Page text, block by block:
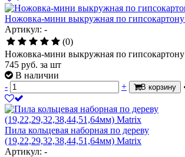
Ножовка-мини выкружная по
Артикул: -
(0)
Ножовка-мини выкружная по
745 руб. за шт
В наличии
-
+ В корзину
Пила кольцевая наборная по дереву
(19,22,29,32,38,44,51,64мм) Matrix
Артикул: -